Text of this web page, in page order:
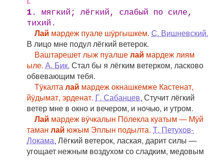
1.
мягкий; лёгкий, слабый по силе,
тихий.
Лай мардеж пуале шӱргышкем. С. Вишневский.
В лицо мне подул лёгкий ветерок.
Ваштарешет лыж пуалшелай мардеж лиям
ыле. А. Бик. Стал бы я лёгким ветерком, ласково
обвевающим тебя.
Тӱкалталай мардеж окнашкемже Кастенат,
йӱдымат, эрденат. Г. Сабанцев. Стучит лёгкий
ветер мне в окно и вечером, и ночью, и утром.
Лай мардеж вӱчкалын Пӧлекла куатым — Мӱй
таман лай южым Эплын подылта. Т. Петухов-
Локама. Лёгкий ветерок, лаская, дарит силы —
угощает нежным воздухом со сладким, медовым